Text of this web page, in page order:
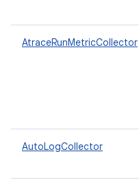
AtraceRunMetricCollector
AutoLogCollector